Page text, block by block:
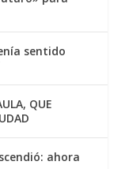
sentido
QUE
ahora